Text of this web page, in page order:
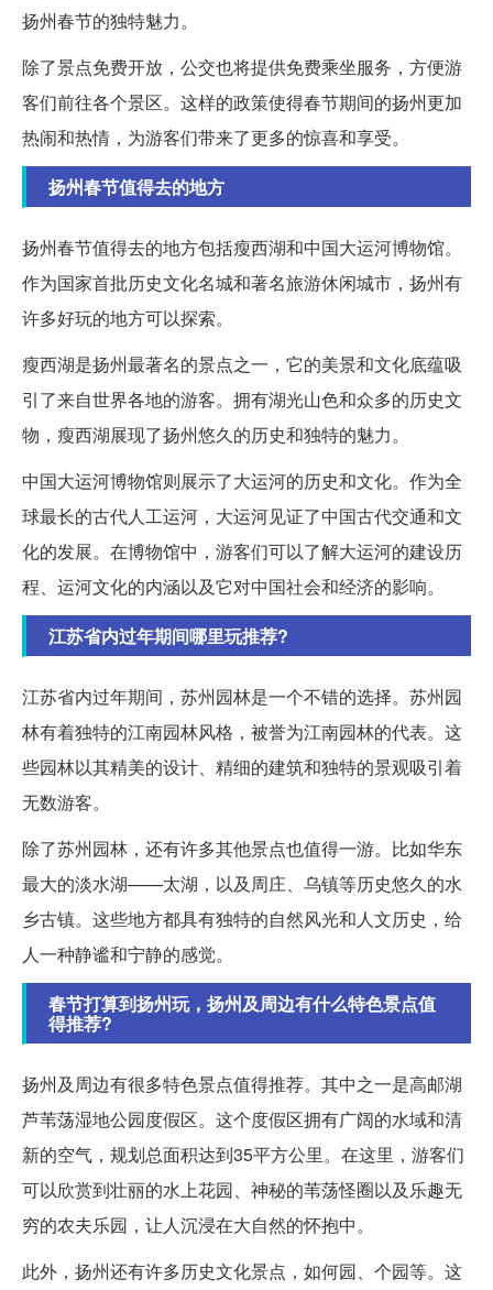
扬州春节的独特魅力。
除了景点免费开放，公交也将提供免费乘坐服务，方便游
客们前往各个景区。这样的政策使得春节期间的扬州更加
热闹和热情，为游客们带来了更多的惊喜和享受。
扬州春节值得去的地方
扬州春节值得去的地方包括瘦西湖和中国大运河博物馆。
作为国家首批历史文化名城和著名旅游休闲城市，扬州有
许多好玩的地方可以探索。
瘦西湖是扬州最著名的景点之一，它的美景和文化底蕴吸
引了来自世界各地的游客。拥有湖光山色和众多的历史文
物，瘦西湖展现了扬州悠久的历史和独特的魅力。
中国大运河博物馆则展示了大运河的历史和文化。作为全
球最长的古代人工运河，大运河见证了中国古代交通和文
化的发展。在博物馆中，游客们可以了解大运河的建设历
程、运河文化的内涵以及它对中国社会和经济的影响。
江苏省内过年期间哪里玩推荐?
江苏省内过年期间，苏州园林是一个不错的选择。苏州园
林有着独特的江南园林风格，被誉为江南园林的代表。这
些园林以其精美的设计、精细的建筑和独特的景观吸引着
无数游客。
除了苏州园林，还有许多其他景点也值得一游。比如华东
最大的淡水湖——太湖，以及周庄、乌镇等历史悠久的水
乡古镇。这些地方都具有独特的自然风光和人文历史，给
人一种静谧和宁静的感觉。
春节打算到扬州玩，扬州及周边有什么特色景点值
得推荐?
扬州及周边有很多特色景点值得推荐。其中之一是高邮湖
芦苇荡湿地公园度假区。这个度假区拥有广阔的水域和清
新的空气，规划总面积达到35平方公里。在这里，游客们
可以欣赏到壮丽的水上花园、神秘的苇荡怪圈以及乐趣无
穷的农夫乐园，让人沉浸在大自然的怀抱中。
此外，扬州还有许多历史文化景点，如何园、个园等。这